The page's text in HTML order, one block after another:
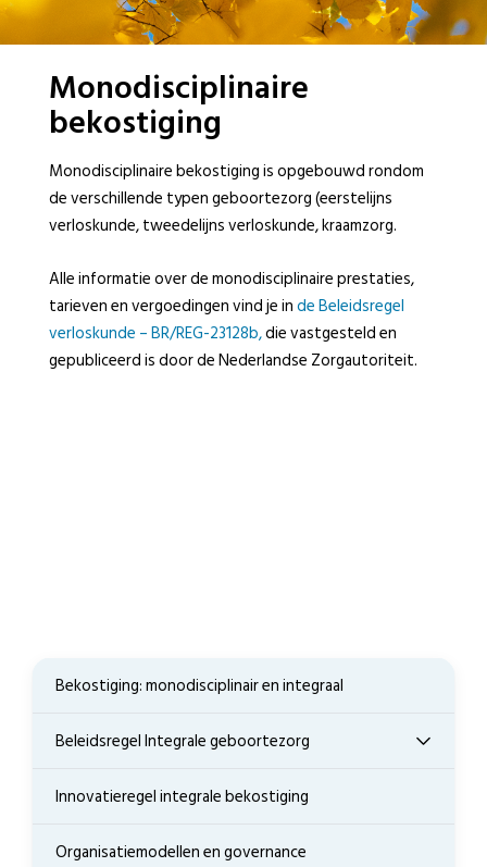
Bekostiging: monodisciplinair en integraal
Beleidsregel Integrale geboortezorg
Innovatieregel integrale bekostiging
Organisatiemodellen en governance
Monodisciplinaire
bekostiging
Monodisciplinaire bekostiging is opgebouwd rondom
de verschillende typen geboortezorg (eerstelijns
verloskunde, tweedelijns verloskunde, kraamzorg.
Alle informatie over de monodisciplinaire prestaties,
tarieven en vergoedingen vind je inde Beleidsregel
verloskunde – BR/REG-23128b,die vastgesteld en
gepubliceerd is door de Nederlandse Zorgautoriteit.